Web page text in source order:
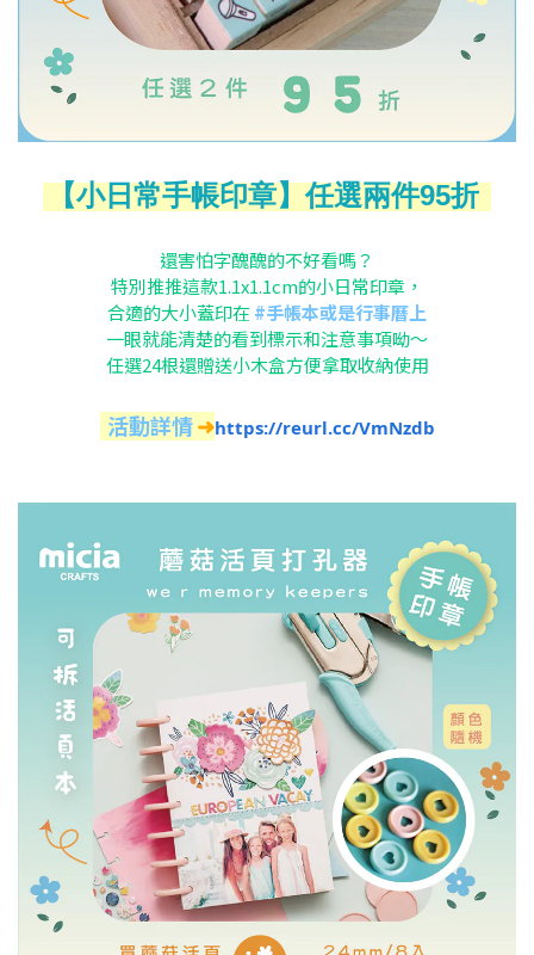
【小日常手帳印章】任選兩件95折
還害怕字醜醜的不好看嗎？
特別推推這款1.1x1.1cm的小日常印章，
合適的大小蓋印在 #手帳本或是行事曆上
一眼就能清楚的看到標示和注意事項呦～
任選24根還贈送小木盒方便拿取收納使用
活動詳情➜https://reurl.cc/VmNzdb